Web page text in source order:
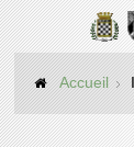
Accueil